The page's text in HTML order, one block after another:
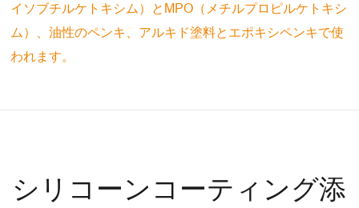
イソブチルケトキシム）とMPO（メチルプロピルケトキシ
ム）、油性のペンキ、アルキド塗料とエポキシペンキで使
われます。
シリコーンコーティング添